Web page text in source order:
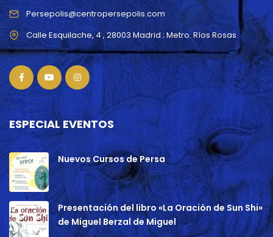
Persepolis@centropersepolis.com
ESPECIAL EVENTOS
Nuevos Cursos de Persa
Presentación del libro «La Oración de Sun Shi»
de Miguel Berzal de Miguel